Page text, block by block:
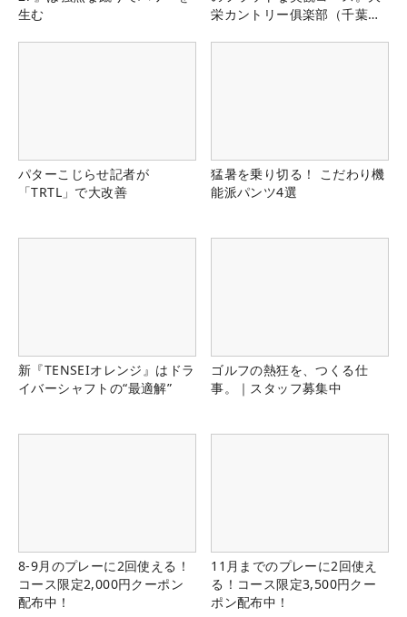
生む
栄カントリー俱楽部（千葉
パターこじらせ記者が
「TRTL」で大改善
猛暑を乗り切る！ こだわり機
能派パンツ4選
新『TENSEIオレンジ』はドラ
イバーシャフトの“最適解”
ゴルフの熱狂を、つくる仕
事。｜スタッフ募集中
8-9月のプレーに2回使える！
コース限定2,000円クーポン
配布中！
11月までのプレーに2回使え
る！コース限定3,500円クー
ポン配布中！